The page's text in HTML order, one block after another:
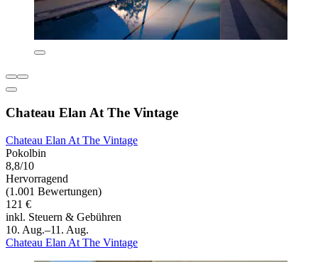
Chateau Elan At The Vintage
Chateau Elan At The Vintage
Pokolbin
8,8/10
Hervorragend
(1.001 Bewertungen)
121 €
inkl. Steuern & Gebühren
10. Aug.–11. Aug.
Chateau Elan At The Vintage